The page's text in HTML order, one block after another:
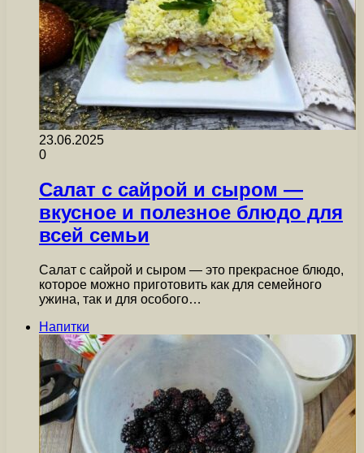
23.06.2025
0
Салат с сайрой и сыром —
вкусное и полезное блюдо для
всей семьи
Салат с сайрой и сыром — это прекрасное блюдо,
которое можно приготовить как для семейного
ужина, так и для особого…
Напитки